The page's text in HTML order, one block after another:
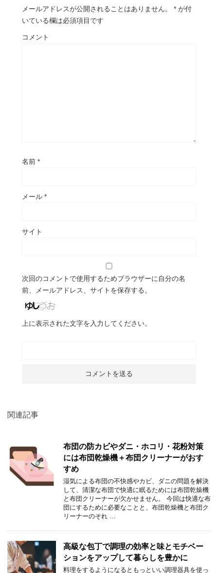
メールアドレスが公開されることはありません。 * が付
いている欄は必須項目です
コメント
名前 *
メール *
サイト
次回のコメントで使用するためブラウザーに自分の名
前、メールアドレス、サイトを保存する。
上に表示された文字を入力してください。
関連記事
布団の防カビやダニ・ホコリ・花粉対策
には布団乾燥機＋布団クリーナーがおす
すめ
湿気による布団の不快感やカビ、ダニの問題を解決
して、清潔な布団で快適に眠るためには布団乾燥機
と布団クリーナーが欠かせません。 今回は快適な布
団にするために必要なことと、布団乾燥機と布団ク
リーナーのそれ …
高級な包丁で調理の効率と味とモチベー
ションをアップして暮らしを豊かに
料理をするようになるともっといい調理器具を使っ